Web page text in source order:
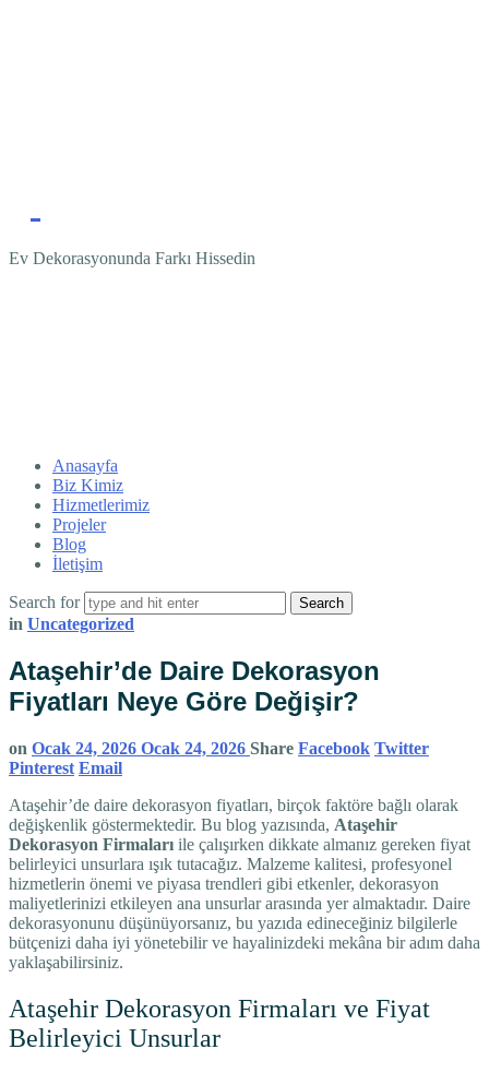
Ev Dekorasyonunda Farkı Hissedin
Anasayfa
Biz Kimiz
Hizmetlerimiz
Projeler
Blog
İletişim
Search for
in Uncategorized
Ataşehir’de Daire Dekorasyon
Fiyatları Neye Göre Değişir?
on Ocak 24, 2026 Ocak 24, 2026 Share Facebook Twitter
Pinterest Email
Ataşehir’de daire dekorasyon fiyatları, birçok faktöre bağlı olarak
değişkenlik göstermektedir. Bu blog yazısında, Ataşehir
Dekorasyon Firmaları ile çalışırken dikkate almanız gereken fiyat
belirleyici unsurlara ışık tutacağız. Malzeme kalitesi, profesyonel
hizmetlerin önemi ve piyasa trendleri gibi etkenler, dekorasyon
maliyetlerinizi etkileyen ana unsurlar arasında yer almaktadır. Daire
dekorasyonunu düşünüyorsanız, bu yazıda edineceğiniz bilgilerle
bütçenizi daha iyi yönetebilir ve hayalinizdeki mekâna bir adım daha
yaklaşabilirsiniz.
Ataşehir Dekorasyon Firmaları ve Fiyat
Belirleyici Unsurlar